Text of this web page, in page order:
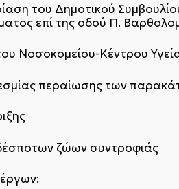
του Δημοτικού
επί της οδού Π.
Νοσοκομείου-Κέντρου
περαίωσης των
ζώων συντροφιάς